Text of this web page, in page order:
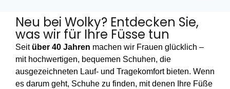
Neu bei Wolky? Entdecken Sie,
was wir für Ihre Füsse tun
Seit über 40 Jahren machen wir Frauen glücklich –
mit hochwertigen, bequemen Schuhen, die
ausgezeichneten Lauf- und Tragekomfort bieten. Wenn
es darum geht, Schuhe zu finden, mit denen Ihre Füße